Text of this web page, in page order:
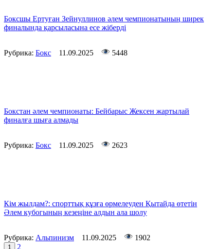
Боксшы Ертуған Зейнуллинов әлем чемпионатының ширек
финалында қарсыласына есе жіберді
Рубрика: Бокс 11.09.2025 5448
Бокстан әлем чемпионаты: Бейбарыс Жексен жартылай
финалға шыға алмады
Рубрика: Бокс 11.09.2025 2623
Кім жылдам?: спорттық құзға өрмелеуден Қытайда өтетін
Әлем кубогының кезеңіне алдын ала шолу
Рубрика: Альпинизм 11.09.2025 1902
1 2